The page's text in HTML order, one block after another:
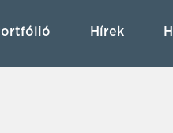
Hírek